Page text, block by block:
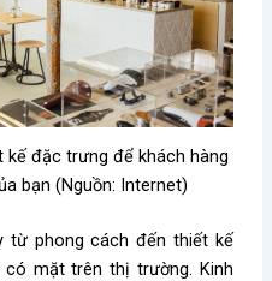
đặc trưng để khách hàng
bạn (Nguồn: Internet)
từ phong cách đến thiết kế
mặt trên thị trường. Kinh